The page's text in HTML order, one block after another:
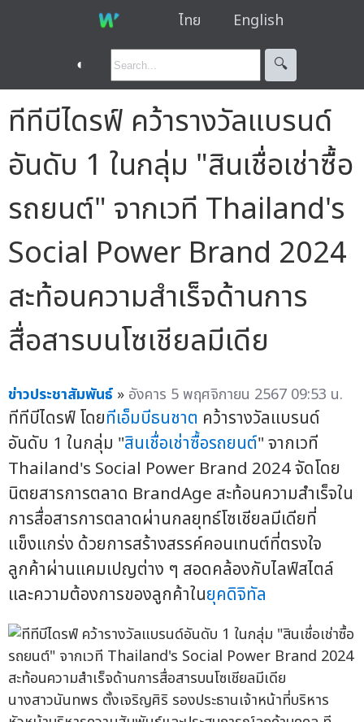
ไทย English
◐ 🔍︎
ทีทีบีไดรฟ์ คว้ารางวัลแบรนด์
อันดับ 1 ในกลุ่ม "สินเชื่อเช่าซื้อ
รถยนต์" จากเวที Thailand's
Social Power Brand 2024
สะท้อนความสำเร็จด้านการ
สื่อสารบนโซเชียลมีเดีย
ข่าวประชาสัมพันธ์ » อังคาร 5 พฤศจิกายน 2567 09:53 น.
ทีทีบีไดรฟ์ โดยทีเอ็มบีธนชาต คว้ารางวัลแบรนด์
อันดับ 1 ในกลุ่ม "สินเชื่อเช่าซื้อรถยนต์" จากเวที
Thailand's Social Power Brand 2024 จัดโดย
นิตยสารการตลาด BrandAge สะท้อนความสำเร็จใน
การสื่อสารการตลาดผ่านกลยุทธ์โซเชียลมีเดียที่
แข็งแกร่ง ด้วยการสร้างสรรค์คอนเทนต์ที่ตรงใจ
ลูกค้าผ่านแคมเปญต่าง ๆ สอดคล้องกับไลฟ์สไตล์
และความต้องการของลูกค้าในยุคดิจิทัล
นางสาวนันทพร ตั้งเจริญศิริ รองประธานเจ้าหน้าที่บริหาร